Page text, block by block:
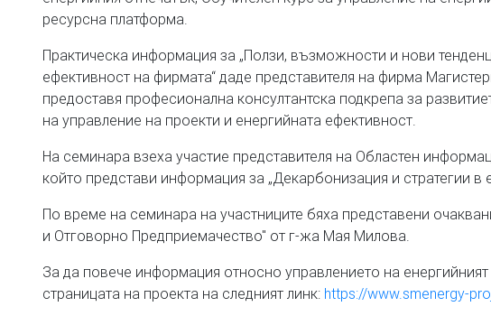
ресурсна платформа.
Практическа информация за „Ползи, възможности и нови
ефективност на фирмата“ даде представителя на фирма
предоставя професионална консултантска подкрепа за
на управление на проекти и енергийната ефективност.
На семинара взеха участие представителя на Областен
който представи информация за „Декарбонизация и стратегии в
По време на семинара на участниците бяха представени
и Отговорно Предприемачество" от г-жа Мая Милова.
За да повече информация относно управлението на
страницата на проекта на следният линк: https://www.smenergy-